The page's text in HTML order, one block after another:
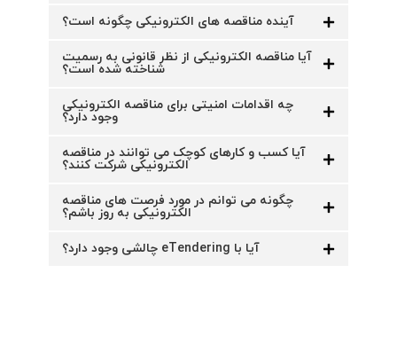
آینده مناقصه های الکترونیکی چگونه است؟
آیا مناقصه الکترونیکی از نظر قانونی به رسمیت
شناخته شده است؟
چه اقدامات امنیتی برای مناقصه الکترونیکی
وجود دارد؟
آیا کسب و کارهای کوچک می توانند در مناقصه
الکترونیکی شرکت کنند؟
چگونه می توانم در مورد فرصت های مناقصه
الکترونیکی به روز باشم؟
آیا با eTendering چالشی وجود دارد؟